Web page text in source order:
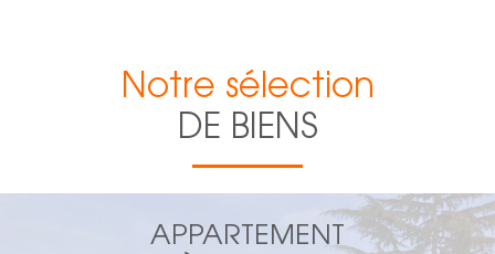
Notre sélection
DE BIENS
APPARTEMENT